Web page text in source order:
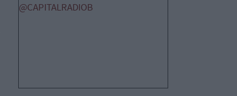
@CAPITALRADIOB